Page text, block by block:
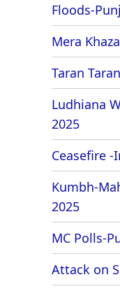
Floods-
Mera
Taran
Ludhiana
2025
Ceasefire -
Kumbh-
2025
MC Polls-
Attack on